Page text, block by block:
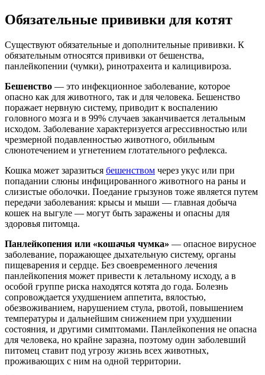
Обязательные прививки для котят
Существуют обязательные и дополнительные прививки. К
обязательным относятся прививки от бешенства,
панлейкопении (чумки), ринотрахеита и калицивироза.
Бешенство — это инфекционное заболевание, которое
опасно как для животного, так и для человека. Бешенство
поражает нервную систему, приводит к воспалению
головного мозга и в 99% случаев заканчивается летальным
исходом. Заболевание характеризуется агрессивностью или
чрезмерной подавленностью животного, обильным
слюнотечением и угнетением глотательного рефлекса.
Кошка может заразиться бешенством через укус или при
попадании слюны инфицированного животного на раны и
слизистые оболочки. Поедание грызунов тоже является путем
передачи заболевания: крысы и мыши — главная добыча
кошек на выгуле — могут быть заражены и опасны для
здоровья питомца.
Панлейкопения или «кошачья чумка» — опасное вирусное
заболевание, поражающее дыхательную систему, органы
пищеварения и сердце. Без своевременного лечения
панлейкопения может привести к летальному исходу, а в
особой группе риска находятся котята до года. Болезнь
сопровождается ухудшением аппетита, вялостью,
обезвоживанием, нарушением стула, рвотой, повышением
температуры и дальнейшим снижением при ухудшении
состояния, и другими симптомами. Панлейкопения не опасна
для человека, но крайне заразна, поэтому один заболевший
питомец ставит под угрозу жизнь всех животных,
проживающих с ним на одной территории.